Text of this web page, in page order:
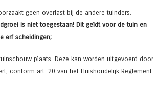
geen overlast bij de andere tuinders.
is niet toegestaan! Dit geldt voor de tuin en
erf scheidingen;
plaats. Deze kan worden uitgevoerd door
conform art. 20 van het Huishoudelijk Reglement.